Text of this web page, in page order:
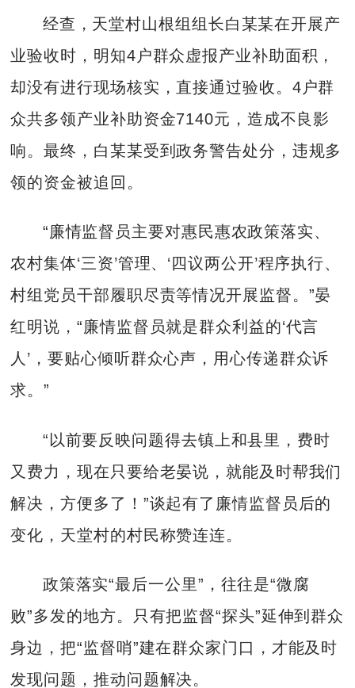
经查，天堂村山根组组长白某某在开展产
业验收时，明知4户群众虚报产业补助面积，
却没有进行现场核实，直接通过验收。4户群
众共多领产业补助资金7140元，造成不良影
响。最终，白某某受到政务警告处分，违规多
领的资金被追回。
“廉情监督员主要对惠民惠农政策落实、
农村集体‘三资’管理、‘四议两公开’程序执行、
村组党员干部履职尽责等情况开展监督。”晏
红明说，“廉情监督员就是群众利益的‘代言
人’，要贴心倾听群众心声，用心传递群众诉
求。”
“以前要反映问题得去镇上和县里，费时
又费力，现在只要给老晏说，就能及时帮我们
解决，方便多了！”谈起有了廉情监督员后的
变化，天堂村的村民称赞连连。
政策落实“最后一公里”，往往是“微腐
败”多发的地方。只有把监督“探头”延伸到群众
身边，把“监督哨”建在群众家门口，才能及时
发现问题，推动问题解决。